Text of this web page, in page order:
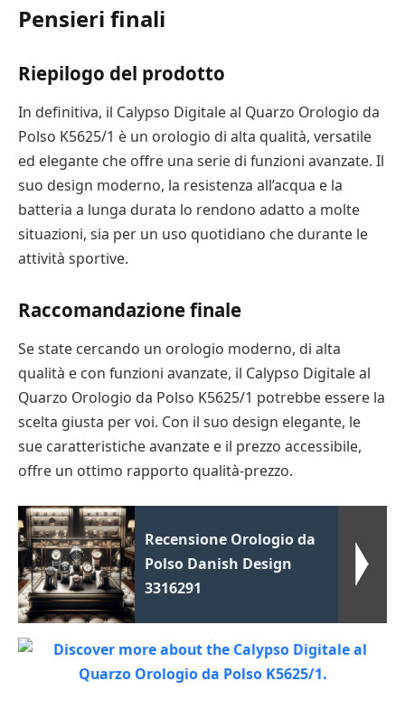
Pensieri finali
Riepilogo del prodotto
In definitiva, il Calypso Digitale al Quarzo Orologio da
Polso K5625/1 è un orologio di alta qualità, versatile
ed elegante che offre una serie di funzioni avanzate. Il
suo design moderno, la resistenza all’acqua e la
batteria a lunga durata lo rendono adatto a molte
situazioni, sia per un uso quotidiano che durante le
attività sportive.
Raccomandazione finale
Se state cercando un orologio moderno, di alta
qualità e con funzioni avanzate, il Calypso Digitale al
Quarzo Orologio da Polso K5625/1 potrebbe essere la
scelta giusta per voi. Con il suo design elegante, le
sue caratteristiche avanzate e il prezzo accessibile,
offre un ottimo rapporto qualità-prezzo.
Recensione Orologio da
Polso Danish Design
3316291